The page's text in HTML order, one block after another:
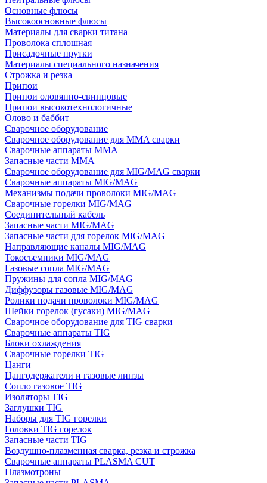
Основные флюсы
Высокоосновные флюсы
Материалы для сварки титана
Проволока сплошная
Присадочные прутки
Материалы специального назначения
Строжка и резка
Припои
Припои оловянно-свинцовые
Припои высокотехнологичные
Олово и баббит
Сварочное оборудование
Сварочное оборудование для MMA сварки
Сварочные аппараты MMA
Запасные части MMA
Сварочное оборудование для MIG/MAG сварки
Сварочные аппараты MIG/MAG
Механизмы подачи проволоки MIG/MAG
Сварочные горелки MIG/MAG
Соединительный кабель
Запасные части MIG/MAG
Запасные части для горелок MIG/MAG
Направляющие каналы MIG/MAG
Токосъемники MIG/MAG
Газовые сопла MIG/MAG
Пружины для сопла MIG/MAG
Диффузоры газовые MIG/MAG
Ролики подачи проволоки MIG/MAG
Шейки горелок (гусаки) MIG/MAG
Сварочное оборудование для TIG сварки
Сварочные аппараты TIG
Блоки охлаждения
Сварочные горелки TIG
Цанги
Цангодержатели и газовые линзы
Сопло газовое TIG
Изоляторы TIG
Заглушки TIG
Наборы для TIG горелки
Головки TIG горелок
Запасные части TIG
Воздушно-плазменная сварка, резка и строжка
Сварочные аппараты PLASMA CUT
Плазмотроны